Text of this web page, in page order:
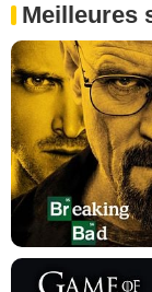
Meilleures